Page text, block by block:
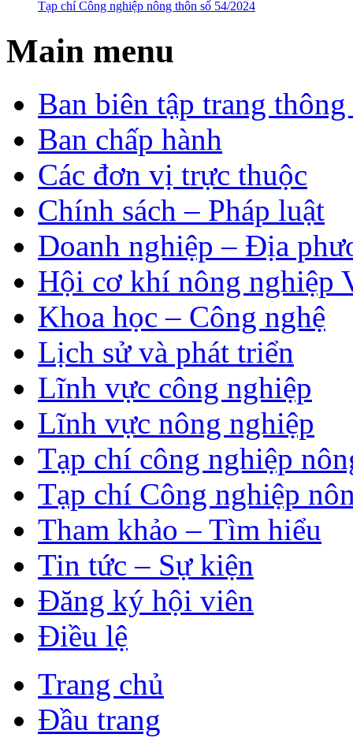
Tạp chí Công nghiệp nông thôn số 54/2024
Main menu
Ban biên tập trang
Ban chấp hành
Các đơn vị trực thuộc
Chính sách – Pháp luật
Doanh nghiệp – Địa
Hội cơ khí nông nghiệp
Khoa học – Công nghệ
Lịch sử và phát triển
Lĩnh vực công nghiệp
Lĩnh vực nông nghiệp
Tạp chí công nghiệp
Tạp chí Công nghiệp
Tham khảo – Tìm hiểu
Tin tức – Sự kiện
Đăng ký hội viên
Điều lệ
Trang chủ
Đầu trang